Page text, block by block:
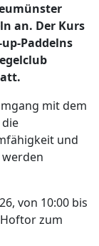
an. Der Kurs
Paddelns
mit dem
und
von 10:00 bis
zum